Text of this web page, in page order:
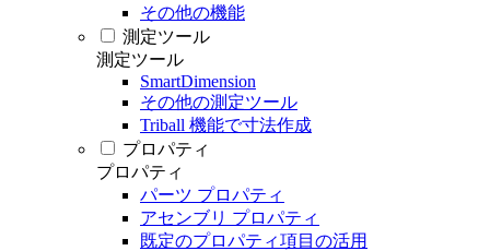
その他の機能
測定ツール
測定ツール
SmartDimension
その他の測定ツール
Triball 機能で寸法作成
プロパティ
プロパティ
パーツ プロパティ
アセンブリ プロパティ
既定のプロパティ項目の活用